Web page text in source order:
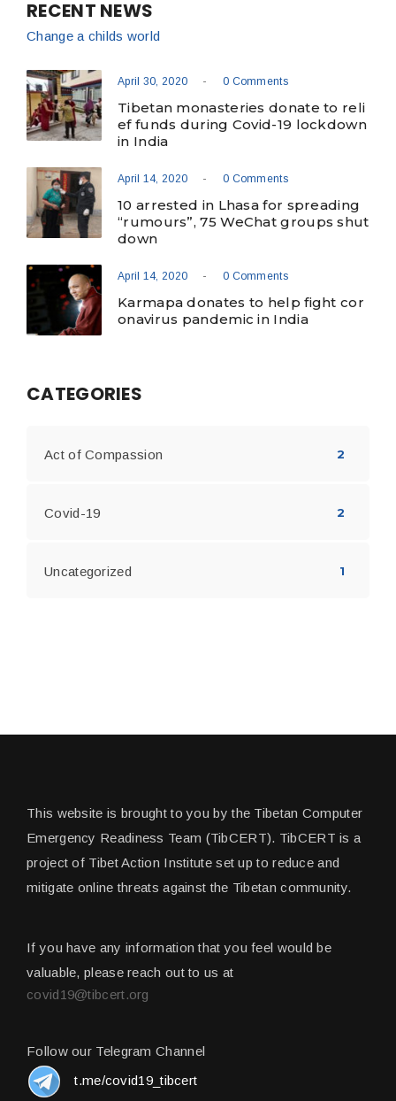
RECENT NEWS
Change a childs world
April 30, 2020 - 0 Comments
Tibetan monasteries donate to reli
ef funds during Covid-19 lockdown
in India
April 14, 2020 - 0 Comments
10 arrested in Lhasa for spreading
“rumours”, 75 WeChat groups shut
down
April 14, 2020 - 0 Comments
Karmapa donates to help fight cor
onavirus pandemic in India
CATEGORIES
Act of Compassion 2
Covid-19 2
Uncategorized 1
This website is brought to you by the Tibetan Computer
Emergency Readiness Team (TibCERT). TibCERT is a
project of Tibet Action Institute set up to reduce and
mitigate online threats against the Tibetan community.
If you have any information that you feel would be
valuable, please reach out to us at
covid19@tibcert.org
Follow our Telegram Channel
t.me/covid19_tibcert